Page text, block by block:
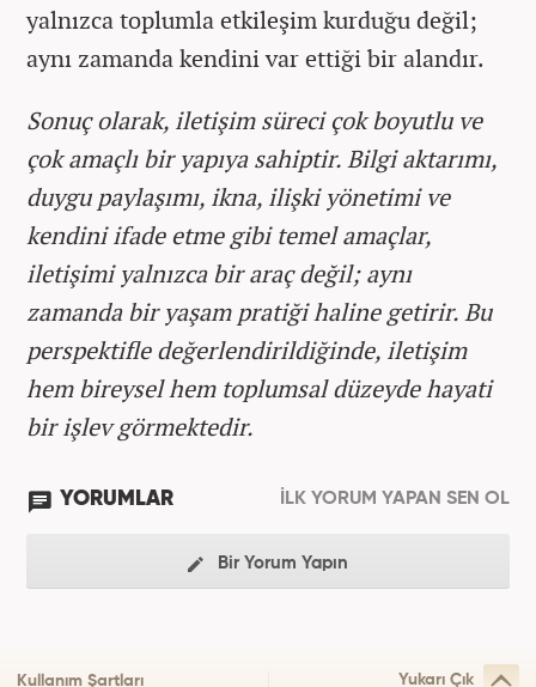
yalnızca toplumla etkileşim kurduğu değil;
aynı zamanda kendini var ettiği bir alandır.
Sonuç olarak, iletişim süreci çok boyutlu ve
çok amaçlı bir yapıya sahiptir. Bilgi aktarımı,
duygu paylaşımı, ikna, ilişki yönetimi ve
kendini ifade etme gibi temel amaçlar,
iletişimi yalnızca bir araç değil; aynı
zamanda bir yaşam pratiği haline getirir. Bu
perspektifle değerlendirildiğinde, iletişim
hem bireysel hem toplumsal düzeyde hayati
bir işlev görmektedir.
YORUMLAR İLK YORUM YAPAN SEN OL
Bir Yorum Yapın
Kullanım Şartları Yukarı Çık